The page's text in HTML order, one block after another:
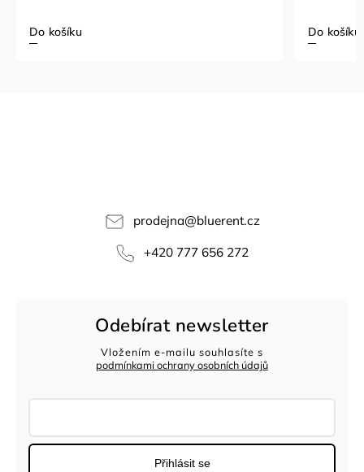
Do košíku Do košíku
prodejna@bluerent.cz
+420 777 656 272
Odebírat newsletter
Vložením e-mailu souhlasíte s
podmínkami ochrany osobních údajů
Přihlásit se